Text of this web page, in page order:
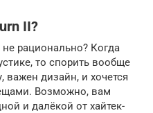
II?
рационально? Когда
то спорить вообще
дизайн, и хочется
Возможно, вам
и далёкой от хайтек-